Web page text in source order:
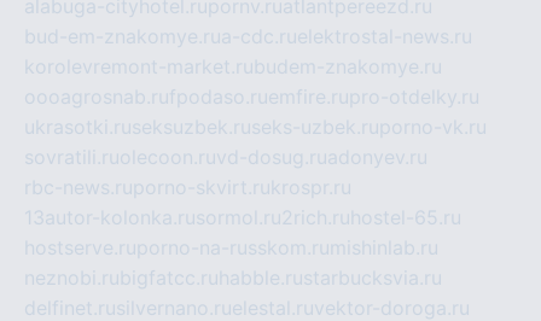
alabuga-cityhotel.rupornv.ruatlantpereezd.ru
bud-em-znakomye.rua-cdc.ruelektrostal-news.ru
korolevremont-market.rubudem-znakomye.ru
oooagrosnab.rufpodaso.ruemfire.rupro-otdelky.ru
ukrasotki.ruseksuzbek.ruseks-uzbek.ruporno-vk.ru
sovratili.ruolecoon.ruvd-dosug.ruadonyev.ru
rbc-news.ruporno-skvirt.rukrospr.ru
13autor-kolonka.rusormol.ru2rich.ru hostel-65.ru
hostserve.ruporno-na-russkom.ru mishinlab.ru
neznobi.rubigfatcc.ru habble.rustarbucksvia.ru
delfinet.rusilvernano.ruelestal.ruvektor-doroga.ru